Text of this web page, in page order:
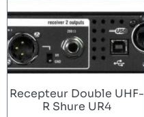
Recepteur Double UHF-
R Shure UR4